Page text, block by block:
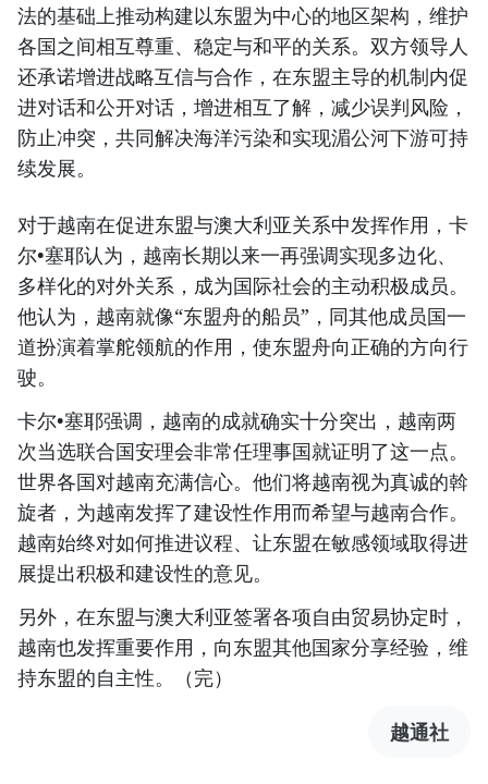
法的基础上推动构建以东盟为中心的地区架构，维护
各国之间相互尊重、稳定与和平的关系。双方领导人
还承诺增进战略互信与合作，在东盟主导的机制内促
进对话和公开对话，增进相互了解，减少误判风险，
防止冲突，共同解决海洋污染和实现湄公河下游可持
续发展。
对于越南在促进东盟与澳大利亚关系中发挥作用，卡
尔•塞耶认为，越南长期以来一再强调实现多边化、
多样化的对外关系，成为国际社会的主动积极成员。
他认为，越南就像“东盟舟的船员”，同其他成员国一
道扮演着掌舵领航的作用，使东盟舟向正确的方向行
驶。
卡尔•塞耶强调，越南的成就确实十分突出，越南两
次当选联合国安理会非常任理事国就证明了这一点。
世界各国对越南充满信心。他们将越南视为真诚的斡
旋者，为越南发挥了建设性作用而希望与越南合作。
越南始终对如何推进议程、让东盟在敏感领域取得进
展提出积极和建设性的意见。
另外，在东盟与澳大利亚签署各项自由贸易协定时，
越南也发挥重要作用，向东盟其他国家分享经验，维
持东盟的自主性。（完）
越通社